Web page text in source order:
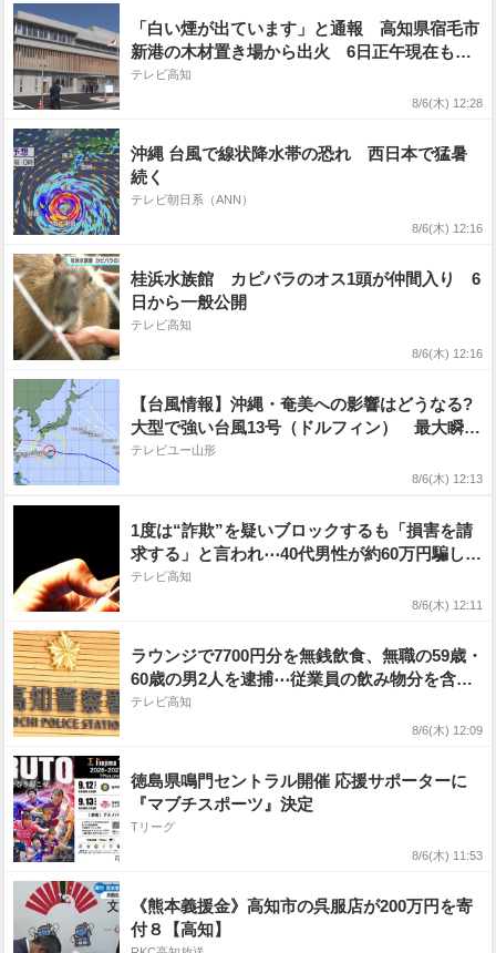
「白い煙が出ています」と通報 高知県宿毛市
新港の木材置き場から出火 6日正午現在も消
火活動続く 今のところけが人なし【高知】
テレビ高知
8/6(木) 12:28
沖縄 台風で線状降水帯の恐れ 西日本で猛暑
続く
テレビ朝日系（ANN）
8/6(木) 12:16
桂浜水族館 カピバラのオス1頭が仲間入り 6
日から一般公開
テレビ高知
8/6(木) 12:16
【台風情報】沖縄・奄美への影響はどうなる?
大型で強い台風13号（ドルフィン） 最大瞬間
風速は60 m/s 今どこに? 勢力、進路予想を詳
テレビユー山形
8/6(木) 12:13
1度は“詐欺”を疑いブロックするも「損害を請
求する」と言われ⋯40代男性が約60万円騙し取
られる 裁判沙汰を避けようとして⋯
テレビ高知
8/6(木) 12:11
ラウンジで7700円分を無銭飲食、無職の59歳・
60歳の男2人を逮捕⋯従業員の飲み物分を含む
と金額は計3万2000円にのぼるか
テレビ高知
8/6(木) 12:09
徳島県鳴門セントラル開催 応援サポーターに
『マブチスポーツ』決定
Tリーグ
8/6(木) 11:53
《熊本義援金》高知市の呉服店が200万円を寄
付８【高知】